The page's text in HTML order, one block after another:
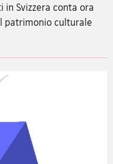
Svizzera conta ora
patrimonio culturale